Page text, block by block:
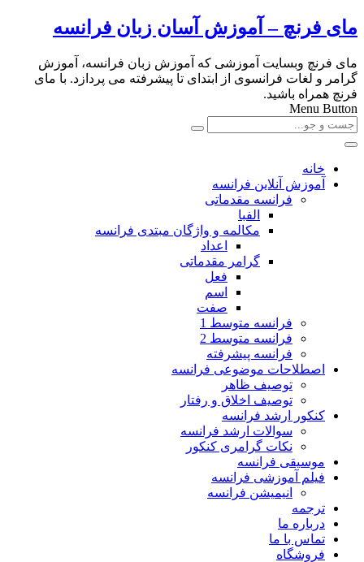
مای فرنچ – آموزش آسان زبان فرانسه
مای فرنچ وبسایت آموزشی که آموزش زبان فرانسه، آموزش
گرامر و لغات فرانسوی از ابتدای تا پیشرفته می پردازد. با مای
فرنچ همراه باشید.
Menu Button
خانه
آموزش آنلاین فرانسه
فرانسه مقدماتی
الفبا
مکالمه و واژگان مبتدی فرانسه
اعداد
گرامر مقدماتی
فعل
اسم
صفت
فرانسه متوسط 1
فرانسه متوسط 2
فرانسه پیشرفته
اصطلاحات موضوعی فرانسه
توصیف ظاهر
توصیف اخلاق و رفتار
کنکور ارشد فرانسه
سوالات ارشد فرانسه
نکات گرامری کنکور
موسیقی فرانسه
فیلم آموزشی فرانسه
انیمیشن فرانسه
ترجمه
درباره ما
تماس با ما
فروشگاه